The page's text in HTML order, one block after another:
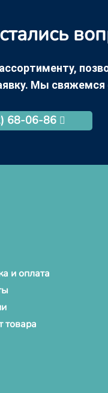
Мы
68-06-86
и оплата
товара